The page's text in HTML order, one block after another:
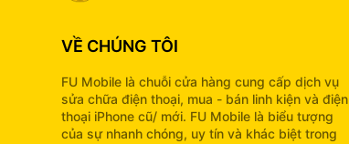
VỀ CHÚNG TÔI
FU Mobile là chuỗi cửa hàng cung cấp dịch vụ
sửa chữa điện thoại, mua - bán linh kiện và điện
thoại iPhone cũ/ mới. FU Mobile là biểu tượng
của sự nhanh chóng, uy tín và khác biệt trong